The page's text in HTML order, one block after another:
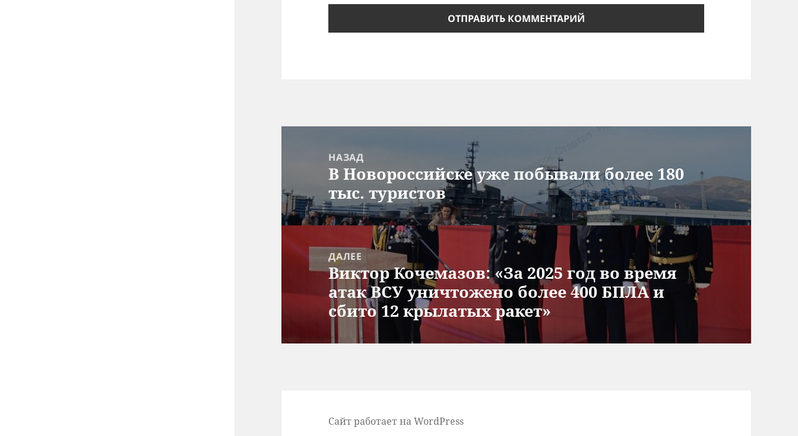
записям
НАЗАД
Предыдущая
запись:
В Новороссийске уже побывали более 180
тыс. туристов
ДАЛЕЕ
Следующая
запись:
Виктор Кочемазов: «За 2025 год во время
атак ВСУ уничтожено более 400 БПЛА и
сбито 12 крылатых ракет»
Сайт работает на WordPress